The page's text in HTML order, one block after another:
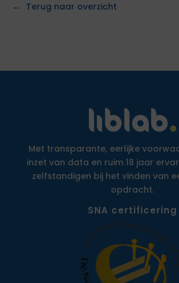
Terug naar overzicht
Met transparante, eerlijke
inzet van data en ruim 18 jaar
zelfstandigen bij het vinden van
opdracht.
SNA certificering